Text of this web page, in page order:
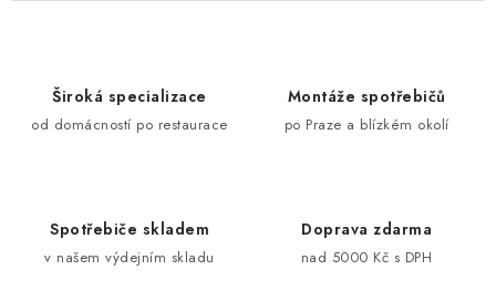
Široká specializace
od domácností po restaurace
Montáže spotřebičů
po Praze a blízkém okolí
Spotřebiče skladem
v našem výdejním skladu
Doprava zdarma
nad 5000 Kč s DPH